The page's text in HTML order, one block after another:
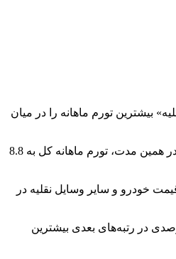
در اردیبهشت‌ماه 1405 نشان می‌دهد گروه «خرید وسایل نقلیه» بیشترین تورم ماهانه را در میان
بر اساس آمار منتشرشده، تورم ماهانه گروه «خرید وسایل نقلیه» در اردیبهشت‌ماه به 27.9 درصد رسیده است؛ رقمی که فاصله قابل توجهی با تورم ماهانه کل کشور دارد. در همین مدت، تورم ماهانه کل به 8.8
یافته که بیانگر جهش قابل توجه قیمت خودرو و سایر وسایل نقلیه در
شاخص قیمت مصرف‌کننده نشان می‌دهد پس از گروه خرید وسایل نقلیه، «بهداشت و درمان» با تورم ماهانه 18.3 درصد و «دخانیات» با تورم 18.1 درصدی در رتبه‌های بعدی بیشترین